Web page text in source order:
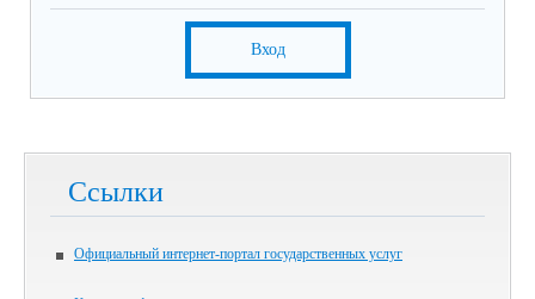
Вход
Ссылки
Официальный интернет-портал государственных услуг